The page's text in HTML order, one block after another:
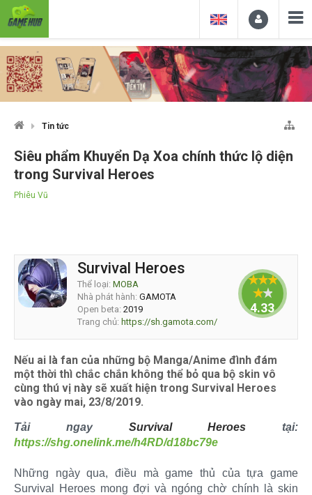
Tin tức
Siêu phẩm Khuyển Dạ Xoa chính thức lộ diện
trong Survival Heroes
Phiêu Vũ
Survival Heroes
Thể loại: MOBA
Nhà phát hành: GAMOTA
Open beta: 2019
Trang chủ: https://sh.gamota.com/
4.33333
Nếu ai là fan của những bộ Manga/Anime đình đám
một thời thì chắc chắn không thể bỏ qua bộ skin vô
cùng thú vị này sẽ xuất hiện trong Survival Heroes
vào ngày mai, 23/8/2019.
Tải ngay Survival Heroes tại:
https://shg.onelink.me/h4RD/d18bc79e
Những ngày qua, điều mà game thủ của tựa game
Survival Heroes mong đợi và ngóng chờ chính là skin